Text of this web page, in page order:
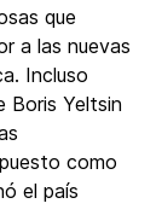
que
a las nuevas
Incluso
Boris Yeltsin
como
el país